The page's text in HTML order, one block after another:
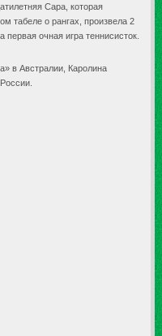
Сара, которая
табеле о рангах, произвела 2
очная игра теннисисток.
в Австралии, Каролина